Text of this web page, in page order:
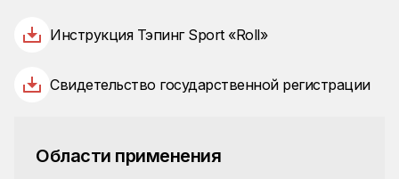
Инструкция Тэпинг Sport «Roll»
Свидетельство государственной регистрации
Области применения